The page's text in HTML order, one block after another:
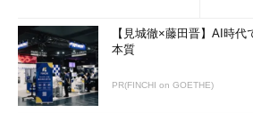
疑惑を検証！ Windows 11の「
イン」は“いざ”というときに役に立
Windowsで［F8］キーが届かない
ョンが届かない理由！
【見城徹×藤田晋】AI時
本質
PR(FINCHI on GOETHE)